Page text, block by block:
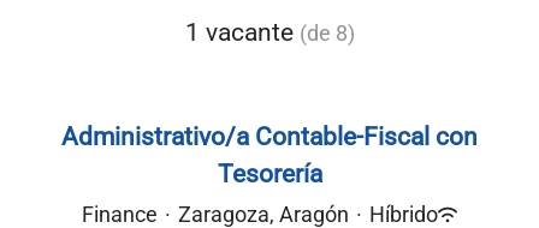
1 vacante (de 8)
Administrativo/a Contable-Fiscal con
Tesorería
Finance · Zaragoza, Aragón · Híbrido